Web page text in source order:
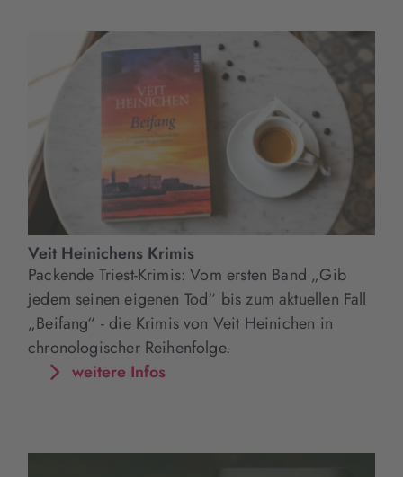
Veit Heinichens Krimis
Packende Triest-Krimis: Vom ersten Band „Gib
jedem seinen eigenen Tod“ bis zum aktuellen Fall
„Beifang“ - die Krimis von Veit Heinichen in
chronologischer Reihenfolge.
weitere Infos